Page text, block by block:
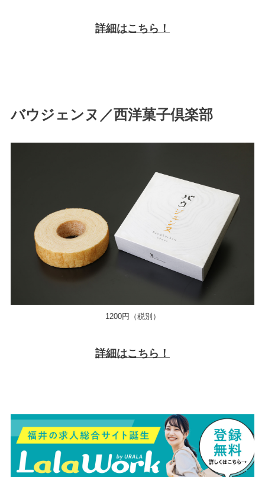
詳細はこちら！
バウジェンヌ／西洋菓子倶楽部
1200円（税別）
詳細はこちら！